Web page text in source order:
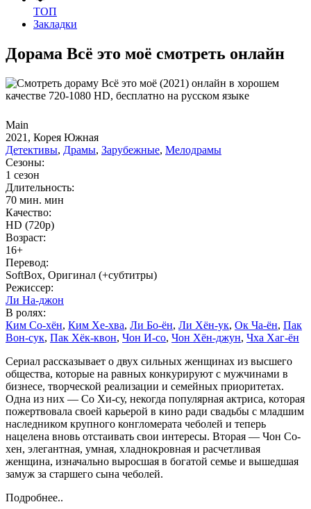
ТОП
Закладки
Дорама Всё это моё смотреть онлайн
Main
2021, Корея Южная
Детективы, Драмы, Зарубежные, Мелодрамы
Сезоны:
1 сезон
Длительность:
70 мин. мин
Качество:
HD (720p)
Возраст:
16+
Перевод:
SoftBox, Оригинал (+субтитры)
Режиссер:
Ли На-джон
В ролях:
Ким Со-хён, Ким Хе-хва, Ли Бо-ён, Ли Хён-ук, Ок Ча-ён, Пак
Вон-сук, Пак Хёк-квон, Чон И-со, Чон Хён-джун, Чха Хаг-ён
Сериал рассказывает о двух сильных женщинах из высшего
общества, которые на равных конкурируют с мужчинами в
бизнесе, творческой реализации и семейных приоритетах.
Одна из них — Со Хи-су, некогда популярная актриса, которая
пожертвовала своей карьерой в кино ради свадьбы с младшим
наследником крупного конгломерата чеболей и теперь
нацелена вновь отстаивать свои интересы. Вторая — Чон Со-
хен, элегантная, умная, хладнокровная и расчетливая
женщина, изначально выросшая в богатой семье и вышедшая
замуж за старшего сына чеболей.
Подробнее..